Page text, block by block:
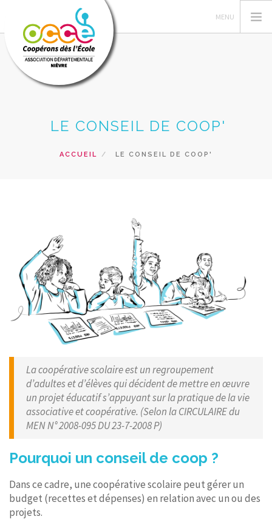
COIN DU MANDATAIRE
CONTACT
LE CONSEIL DE COOP'
ACCUEIL LE CONSEIL DE COOP'
La coopérative scolaire est un regroupement
d’adultes et d’élèves qui décident de mettre en œuvre
un projet éducatif s’appuyant sur la pratique de la vie
associative et coopérative. (Selon la CIRCULAIRE du
MEN N° 2008-095 DU 23-7-2008 P)
Pourquoi un conseil de coop ?
Dans ce cadre, une coopérative scolaire peut gérer un
budget (recettes et dépenses) en relation avec un ou des
projets.